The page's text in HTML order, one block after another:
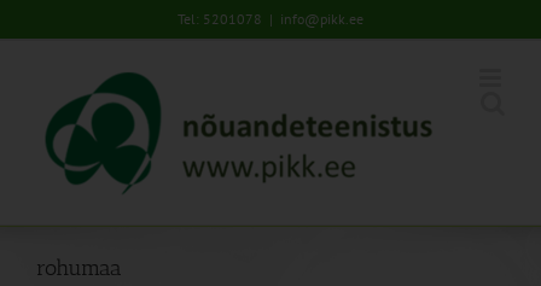
to
Tel: 5201078 | info@pikk.ee
rohumaa